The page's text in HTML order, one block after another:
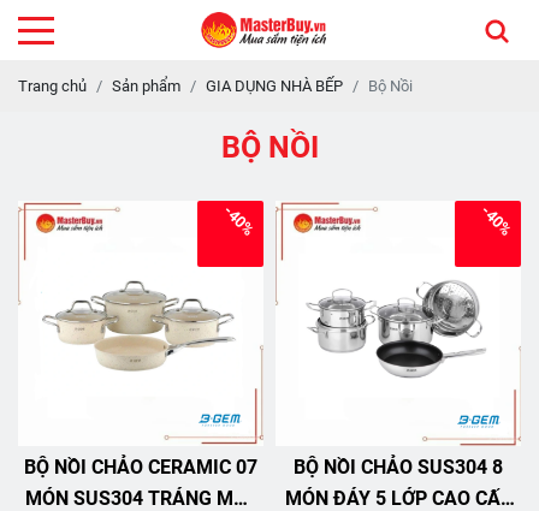
Trang chủ Sản phẩm GIA DỤNG NHÀ BẾP Bộ Nồi
BỘ NỒI
BỘ NỒI CHẢO CERAMIC 07
MÓN SUS304 TRÁNG MEN
-40%
BỘ NỒI CHẢO SUS304 8
MÓN ĐÁY 5 LỚP CAO CẤP
-40%